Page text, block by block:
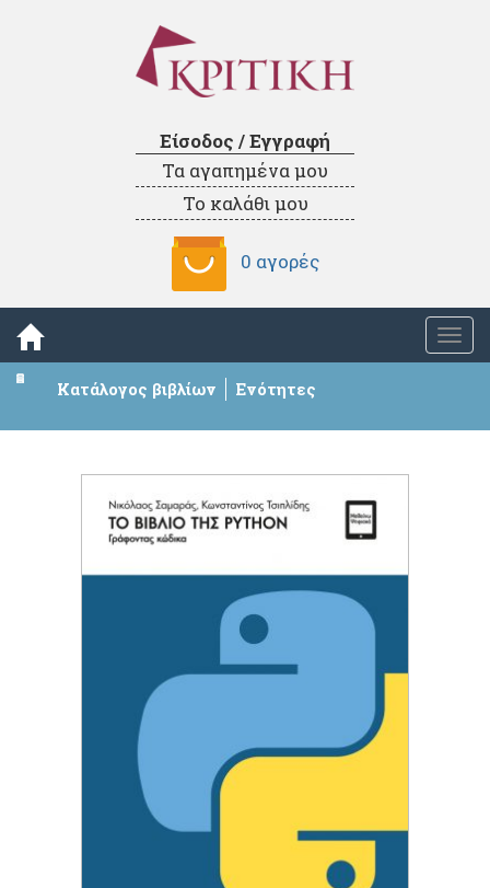
Είσοδος / Εγγραφή
Τα αγαπημένα μου
Το καλάθι μου
0 αγορές
Κατάλογος βιβλίων Ενότητες